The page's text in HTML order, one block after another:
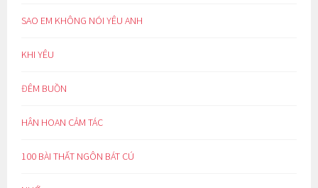
SAO EM KHÔNG NÓI YÊU ANH
KHI YÊU
ĐÊM BUỒN
HÂN HOAN CẢM TÁC
100 BÀI THẤT NGÔN BÁT CÚ